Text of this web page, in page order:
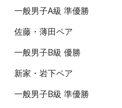
一般男子A級 準優勝
佐藤・薄田ペア
一般男子B級 優勝
新家・岩下ペア
一般男子B級 準優勝